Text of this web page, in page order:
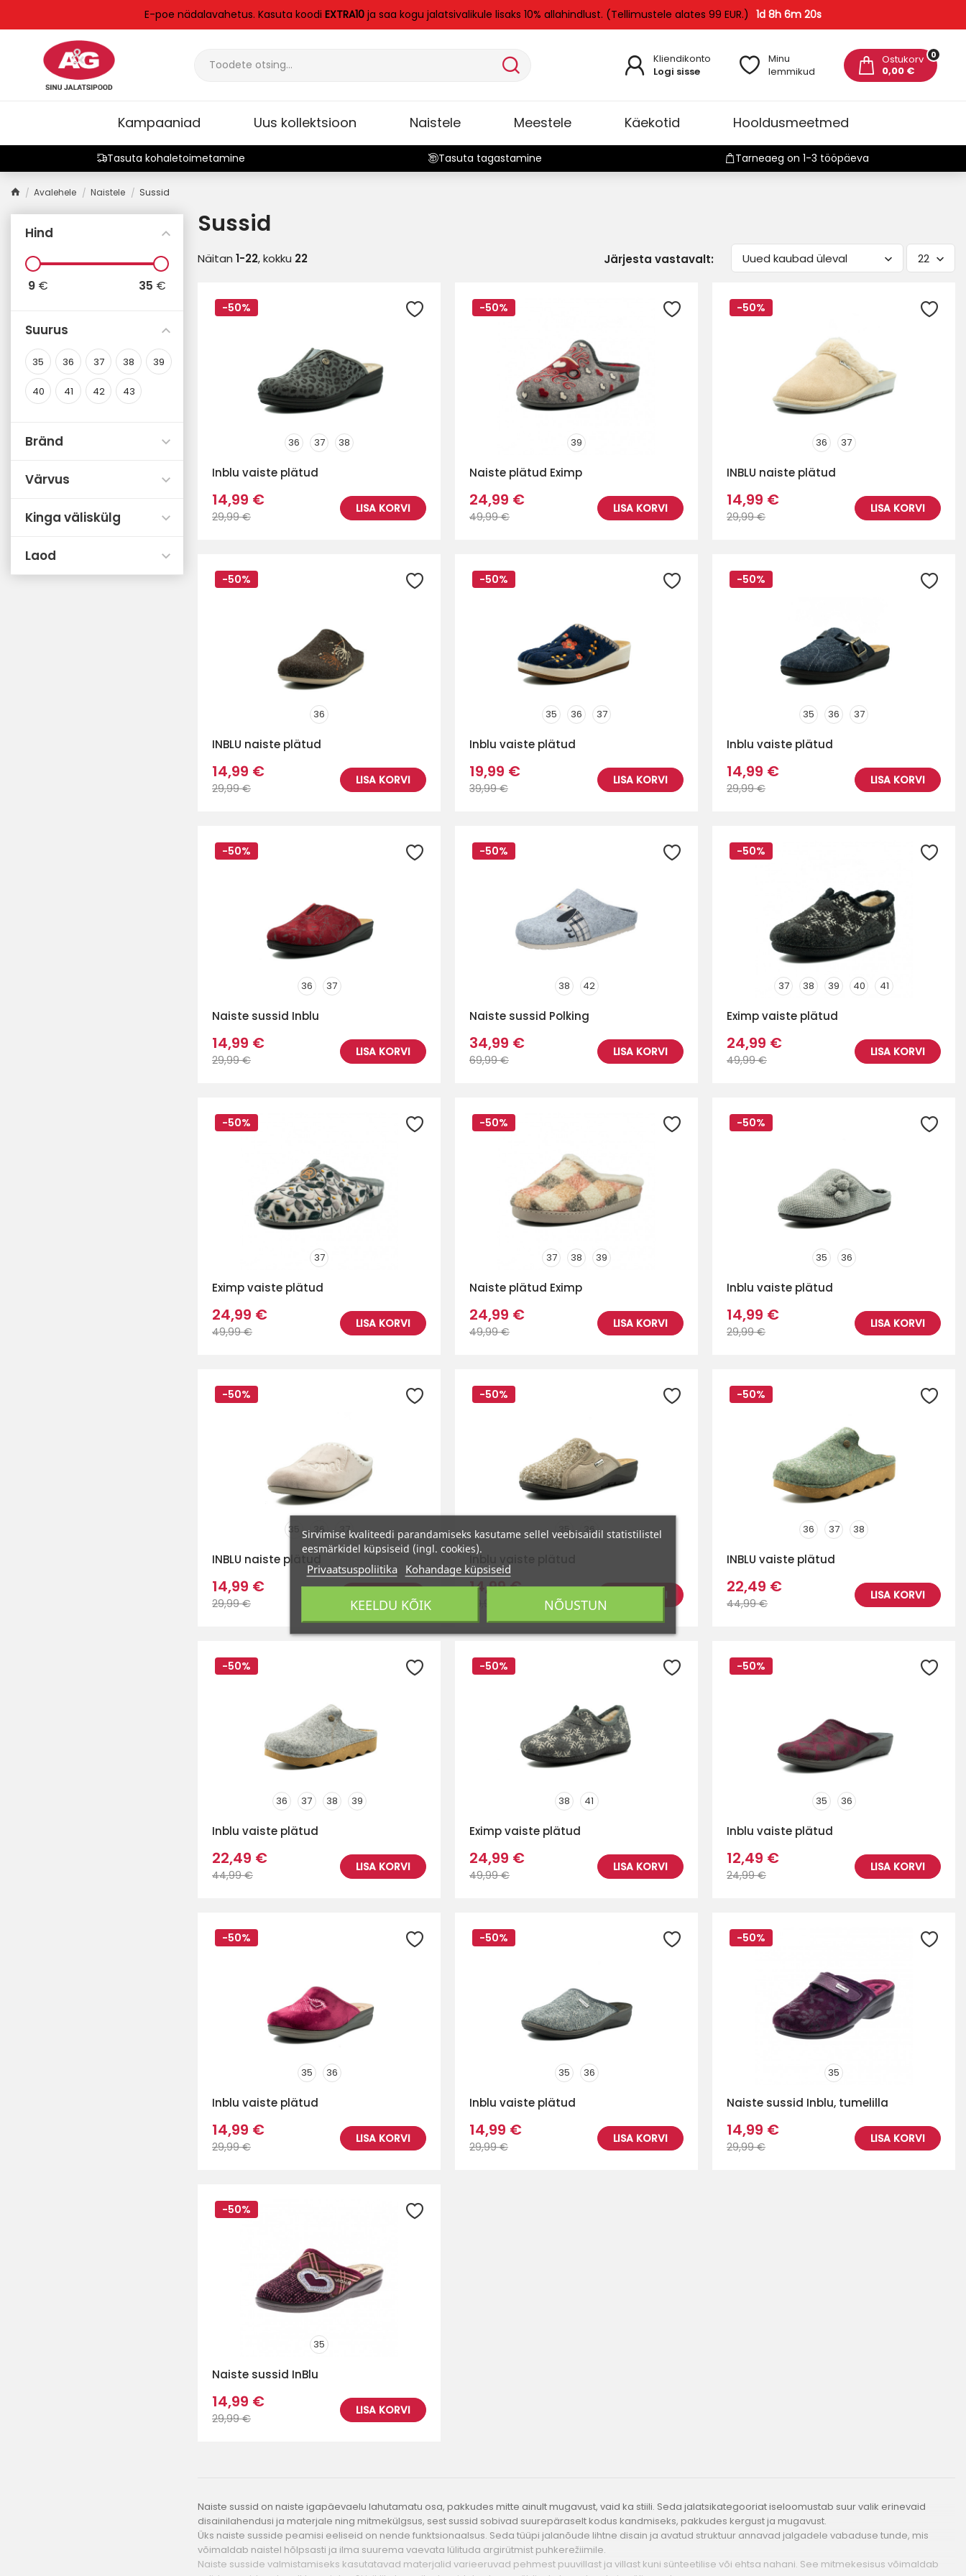
E-poe nädalavahetus. Kasuta koodiEXTRA10 ja saa kogu jalatsivalikule lisaks 10% allahindlust. (Tellimustele alates 99 EUR.) 1d 8h 6m 19s
Kliendikonto
Logi sisse
Minu
lemmikud
0
Ostukorv
0,00 €
Kampaaniad Uus kollektsioon Naistele Meestele Käekotid Hooldusmeetmed
Tasuta kohaletoimetamine Tasuta tagastamine Tarneaeg on 1-3 tööpäeva
Avalehele Naistele Sussid
Hind
9 € 35 €
Suurus
35 36 37 38 39
40 41 42 43
Bränd
Värvus
Kinga väliskülg
Laod
Sussid
Järjesta vastavalt: Uued kaubad üleval 22
Näitan 1-22, kokku 22
-50%
36 37 38
Inblu vaiste plätud
14,99 €
29,99 €
LISA KORVI
-50%
39
Naiste plätud Eximp
24,99 €
49,99 €
LISA KORVI
-50%
36 37
INBLU naiste plätud
14,99 €
29,99 €
LISA KORVI
-50%
36
INBLU naiste plätud
14,99 €
29,99 €
LISA KORVI
-50%
35 36 37
Inblu vaiste plätud
19,99 €
39,99 €
LISA KORVI
-50%
35 36 37
Inblu vaiste plätud
14,99 €
29,99 €
LISA KORVI
-50%
36 37
Naiste sussid Inblu
14,99 €
29,99 €
LISA KORVI
-50%
38 42
Naiste sussid Polking
34,99 €
69,99 €
LISA KORVI
-50%
37 38 39 40 41
Eximp vaiste plätud
24,99 €
49,99 €
LISA KORVI
-50%
37
Eximp vaiste plätud
24,99 €
49,99 €
LISA KORVI
-50%
37 38 39
Naiste plätud Eximp
24,99 €
49,99 €
LISA KORVI
-50%
35 36
Inblu vaiste plätud
14,99 €
29,99 €
LISA KORVI
-50%
35 36 37
INBLU naiste plätud
14,99 €
29,99 €
-50%
35 36
Inblu vaiste plätud
14,99 €
-50%
36 37 38
INBLU vaiste plätud
22,49 €
44,99 €
LISA KORVI
-50%
36 37 38 39
Inblu vaiste plätud
22,49 €
44,99 €
LISA KORVI
-50%
38 41
Eximp vaiste plätud
24,99 €
49,99 €
LISA KORVI
-50%
35 36
Inblu vaiste plätud
12,49 €
24,99 €
LISA KORVI
-50%
35 36
Inblu vaiste plätud
14,99 €
29,99 €
LISA KORVI
-50%
35 36
Inblu vaiste plätud
14,99 €
29,99 €
LISA KORVI
-50%
35
Naiste sussid Inblu, tumelilla
14,99 €
29,99 €
LISA KORVI
-50%
35
Naiste sussid InBlu
14,99 €
29,99 €
LISA KORVI
Naiste sussid on naiste igapäevaelu lahutamatu osa, pakkudes mitte ainult mugavust, vaid ka stiili. Seda jalatsikategooriat iseloomustab suur valik erinevaid
disainilahendusi ja materjale ning mitmekülgsus, sest sussid sobivad suurepäraselt kodus kandmiseks, pakkudes kergust ja mugavust.
Üks naiste susside peamisi eeliseid on nende funktsionaalsus. Seda tüüpi jalanõude lihtne disain ja avatud struktuur annavad jalgadele vabaduse tunde, mis
võimaldab naistel hõlpsasti ja ilma suurema vaevata lülituda argirütmist puhkerežiimile.
Naiste susside valmistamiseks kasutatavad materjalid varieeruvad pehmest puuvillast ja villast kuni sünteetilise või ehtsa nahani. See mitmekesisus võimaldab
Sirvimise kvaliteedi parandamiseks kasutame sellel veebisaidil statistilistel
eesmärkidel küpsiseid (ingl. cookies).
Privaatsuspoliitika Kohandage küpsiseid
KEELDU KÕIK NÕUSTUN